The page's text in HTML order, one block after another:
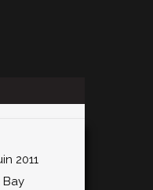
2011
Bay